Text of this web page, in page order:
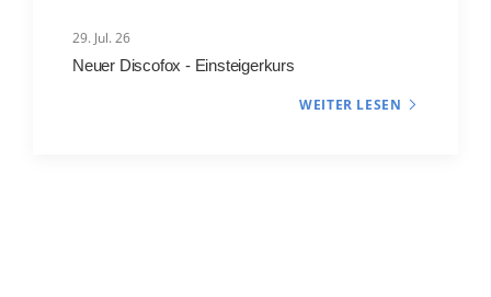
29. Jul. 26
Neuer Discofox - Einsteigerkurs
WEITER LESEN